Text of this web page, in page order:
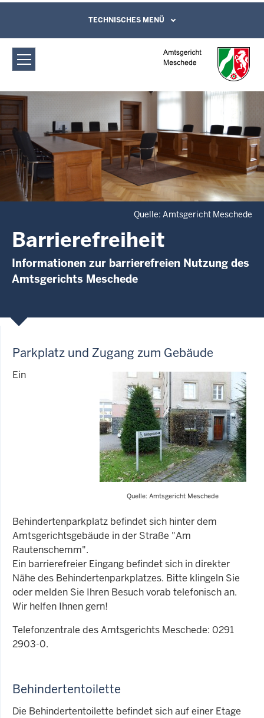
Amtsgericht Meschede: Barrierefreiheit
Direkt zum Inhalt
Leichte Sprache, Gebärdensprachenvideo
und Kontaktformular
TECHNISCHES MENÜ
Quelle: Amtsgericht Meschede
Barrierefreiheit
Informationen zur barrierefreien Nutzung des
Amtsgerichts Meschede
Parkplatz und Zugang zum Gebäude
Quelle: Amtsgericht Meschede
Ein
Behindertenparkplatz befindet sich hinter dem
Amtsgerichtsgebäude in der Straße "Am
Rautenschemm".
Ein barrierefreier Eingang befindet sich in direkter
Nähe des Behindertenparkplatzes. Bitte klingeln Sie
oder melden Sie Ihren Besuch vorab telefonisch an.
Wir helfen Ihnen gern!
Telefonzentrale des Amtsgerichts Meschede: 0291
2903-0.
Behindertentoilette
Die Behindertentoilette befindet sich auf einer Etage